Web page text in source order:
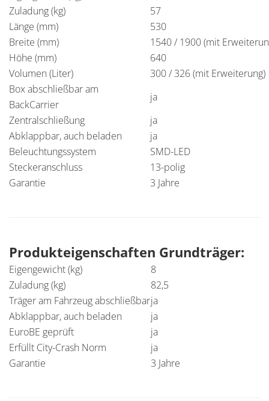
Zuladung (kg)
57
Länge (mm)
530
Breite (mm)
1540 / 1900 (mit
Höhe (mm)
640
Volumen (Liter)
300 / 326 (mit Erweiterung)
Box abschließbar am
BackCarrier
ja
Zentralschließung
ja
Abklappbar, auch beladen
ja
Beleuchtungssystem
SMD-LED
Steckeranschluss
13-polig
Garantie
3 Jahre
Produkteigenschaften Grundträger:
Eigengewicht (kg)
8
Zuladung (kg)
82,5
Träger am Fahrzeug abschließbarja
Abklappbar, auch beladen
ja
EuroBE geprüft
ja
Erfüllt City-Crash Norm
ja
Garantie
3 Jahre